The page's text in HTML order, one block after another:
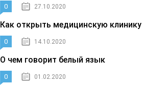
0 27.10.2020
Как открыть медицинскую клинику
0 14.10.2020
О чем говорит белый язык
0 01.02.2020